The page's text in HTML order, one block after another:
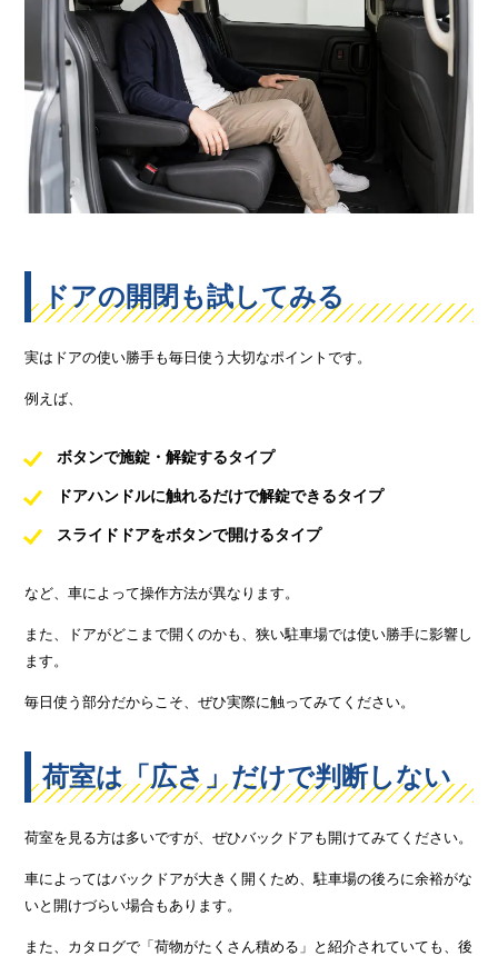
ドアの開閉も試してみる
実はドアの使い勝手も毎日使う大切なポイントです。
例えば、
ボタンで施錠・解錠するタイプ
ドアハンドルに触れるだけで解錠できるタイプ
スライドドアをボタンで開けるタイプ
など、車によって操作方法が異なります。
また、ドアがどこまで開くのかも、狭い駐車場では使い勝手に影響し
ます。
毎日使う部分だからこそ、ぜひ実際に触ってみてください。
荷室は「広さ」だけで判断しない
荷室を見る方は多いですが、ぜひバックドアも開けてみてください。
車によってはバックドアが大きく開くため、駐車場の後ろに余裕がな
いと開けづらい場合もあります。
また、カタログで「荷物がたくさん積める」と紹介されていても、後